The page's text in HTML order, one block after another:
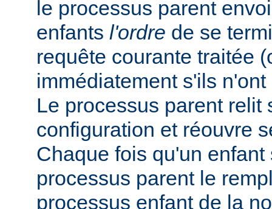
le processus parent
enfants l'ordre de se
requête courante traitée
immédiatement s'ils
Le processus parent relit
configuration et réouvre
Chaque fois qu'un enfant
processus parent le
processus enfant de la